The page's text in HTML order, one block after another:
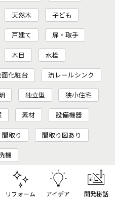
リフォーム アイデア 開発秘話
天然木 子ども
戸建て 扉・取手
木目 水栓
化粧台 流レールシンク
独立型 狭小住宅
素材 設備機器
間取り 間取り図あり
機